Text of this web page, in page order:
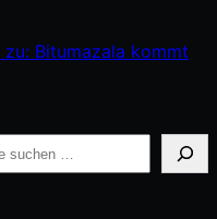
Bitumazala kommt